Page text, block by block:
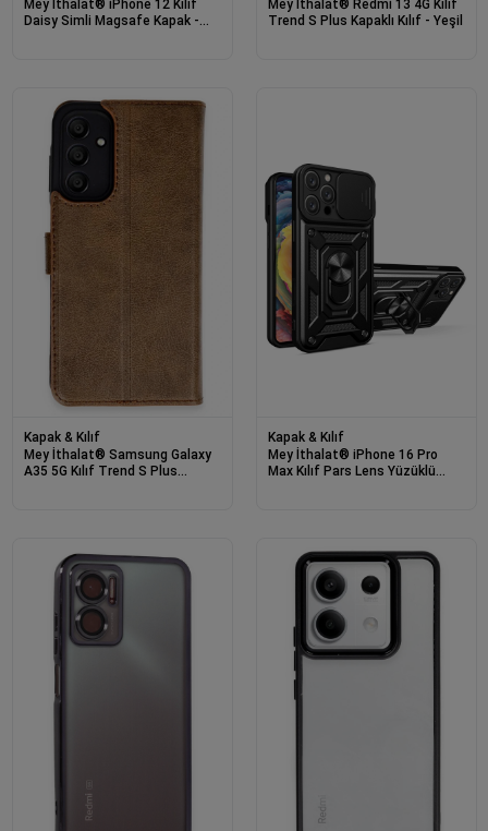
Mey İthalat® iPhone 12 Kılıf
Daisy Simli Magsafe Kapak -
Mey İthalat® Redmi 13 4G Kılıf
Trend S Plus Kapaklı Kılıf - Yeşil
Kapak & Kılıf
Mey İthalat® Samsung Galaxy
A35 5G Kılıf Trend S Plus
Kapak & Kılıf
Mey İthalat® iPhone 16 Pro
Max Kılıf Pars Lens Yüzüklü